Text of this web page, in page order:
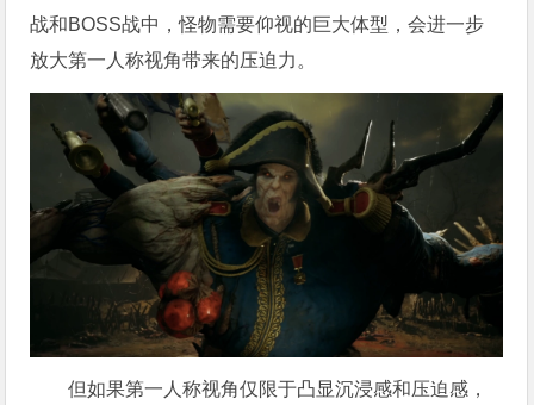
战和BOSS战中，怪物需要仰视的巨大体型，会进一步
放大第一人称视角带来的压迫力。
但如果第一人称视角仅限于凸显沉浸感和压迫感，